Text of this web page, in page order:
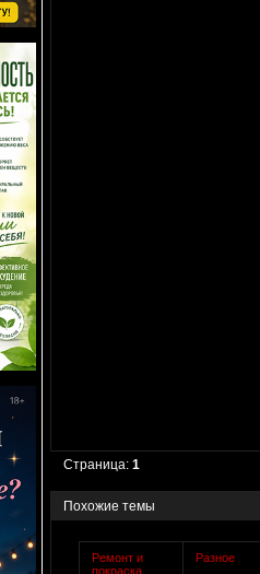
Страница:1
Похожие темы
Ремонт и
покраска
Разное